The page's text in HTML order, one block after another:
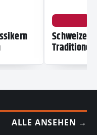
Schweizer
ALLE ANSEHEN →